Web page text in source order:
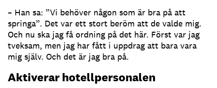
– Han sa: ”Vi behöver någon som är bra på att
springa”. Det var ett stort beröm att de valde mig.
Och nu ska jag få ordning på det här. Först var jag
tveksam, men jag har fått i uppdrag att bara vara
mig själv. Och det är jag bra på.
Aktiverar hotellpersonalen